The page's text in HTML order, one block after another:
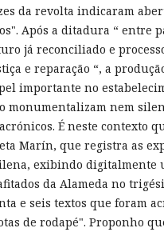
da revolta indicaram
Após a ditadura “ entre
já reconciliado e
e reparação “, a
importante no
monumentalizam nem
É neste contexto
Marín, que registra as
exibindo digitalmente
da Alameda no
e seis textos que foram
de rodapé". Proponho